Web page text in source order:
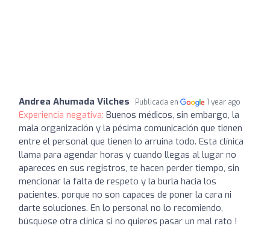
Andrea Ahumada Vilches Publicada en 1 year ago
Experiencia negativa: Buenos médicos, sin embargo, la
mala organización y la pésima comunicación que tienen
entre el personal que tienen lo arruina todo. Esta clínica
llama para agendar horas y cuando llegas al lugar no
apareces en sus registros, te hacen perder tiempo, sin
mencionar la falta de respeto y la burla hacia los
pacientes, porque no son capaces de poner la cara ni
darte soluciones. En lo personal no lo recomiendo,
búsquese otra clínica si no quieres pasar un mal rato !